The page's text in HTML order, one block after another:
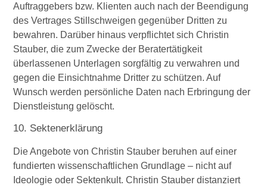
Auftraggebers bzw. Klienten auch nach der Beendigung
des Vertrages Stillschweigen gegenüber Dritten zu
bewahren. Darüber hinaus verpflichtet sich Christin
Stauber, die zum Zwecke der Beratertätigkeit
überlassenen Unterlagen sorgfältig zu verwahren und
gegen die Einsichtnahme Dritter zu schützen. Auf
Wunsch werden persönliche Daten nach Erbringung der
Dienstleistung gelöscht.
10. Sektenerklärung
Die Angebote von Christin Stauber beruhen auf einer
fundierten wissenschaftlichen Grundlage – nicht auf
Ideologie oder Sektenkult. Christin Stauber distanziert